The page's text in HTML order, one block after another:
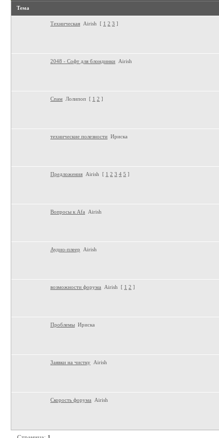
Тема
Техническая Airish [ 1 2 3 ]
2048 - Софт для блондинки Airish
Спам Лолипоп [ 1 2 ]
технические полезности Ириска
Предложения Airish [ 1 2 3 4 5 ]
Вопросы к Afa Airish
Аудио-плеер Airish
возможности форума Airish [ 1 2 ]
Проблемы Ириска
Заявки на чистку Airish
Скорость форума Airish